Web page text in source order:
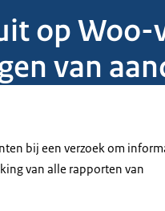
op
van
bij een verzoek om
van alle rapporten van